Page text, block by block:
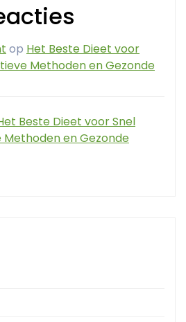
op Het Beste Dieet voor
Methoden en Gezonde
Beste Dieet voor Snel
en Gezonde